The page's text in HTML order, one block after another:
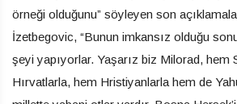
örneği olduğunu” söyleyen son
İzetbegovic, “Bunun imkansız olduğu
şeyi yapıyorlar. Yaşarız biz Milorad, hem
Hırvatlarla, hem Hristiyanlarla hem de